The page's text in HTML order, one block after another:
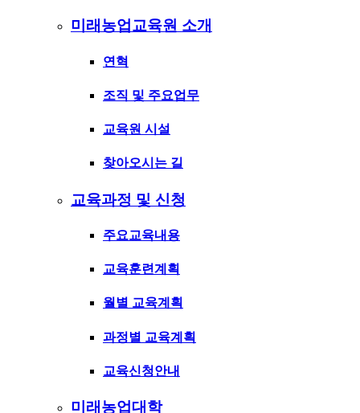
미래농업교육원 소개
연혁
조직 및 주요업무
교육원 시설
찾아오시는 길
교육과정 및 신청
주요교육내용
교육훈련계획
월별 교육계획
과정별 교육계획
교육신청안내
미래농업대학